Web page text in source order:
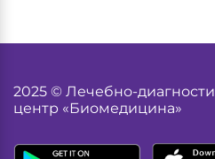
2025 © Лечебно-
центр «Биомедицина»